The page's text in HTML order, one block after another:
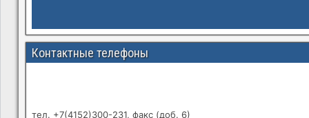
Контактные телефоны
тел. +7(4152)300-231, факс (доб. 6)